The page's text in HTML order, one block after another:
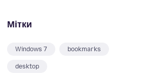
Мітки
Windows 7 bookmarks
desktop